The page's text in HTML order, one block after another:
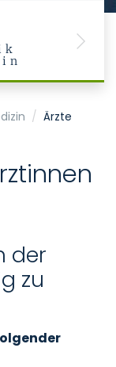
Next
Ärzte
der
zu